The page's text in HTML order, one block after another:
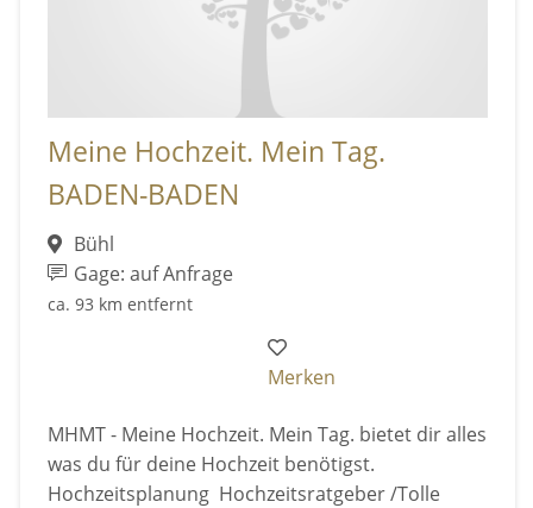
Meine Hochzeit. Mein Tag.
BADEN-BADEN
Bühl
Gage: auf Anfrage
ca. 93 km entfernt
Merken
MHMT - Meine Hochzeit. Mein Tag. bietet dir alles
was du für deine Hochzeit benötigst.
Hochzeitsplanung Hochzeitsratgeber /Tolle